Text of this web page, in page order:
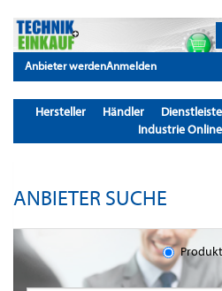
Anbieter werdenAnmelden
Hersteller Händler
Industrie
ANBIETER SUCHE